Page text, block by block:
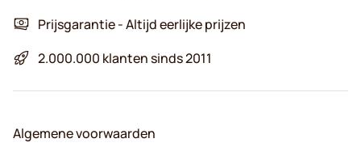
Prijsgarantie - Altijd eerlijke prijzen
2.000.000 klanten sinds 2011
Algemene voorwaarden